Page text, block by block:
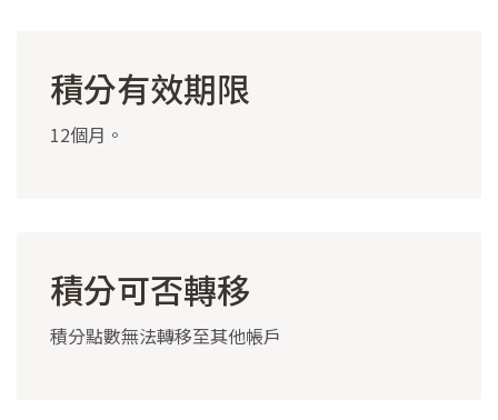
積分有效期限
12個月。
積分可否轉移
積分點數無法轉移至其他帳戶